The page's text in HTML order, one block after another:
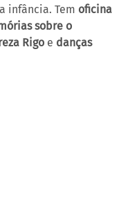
infância. Tem oficina
sobre o
Rigo e danças